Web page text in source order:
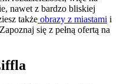
nawet z bardzo bliskiej
także obrazy z miastami i
się z pełną ofertą na